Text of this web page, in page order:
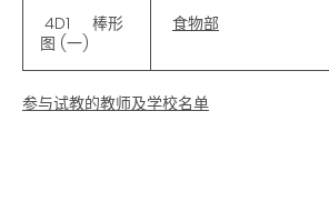
4D1 棒形
图 (一)
食物部
参与试教的教师及学校名单